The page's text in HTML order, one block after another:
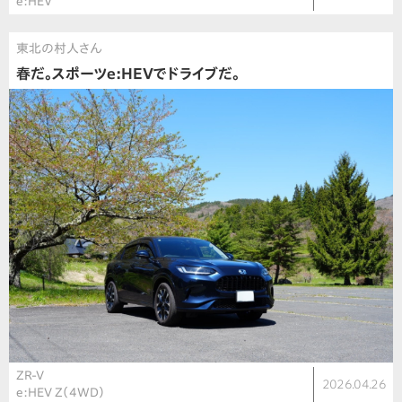
東北の村人さん
春だ。スポーツe:HEVでドライブだ。
ZR-V
e:HEV Z（4WD）
2026.04.26